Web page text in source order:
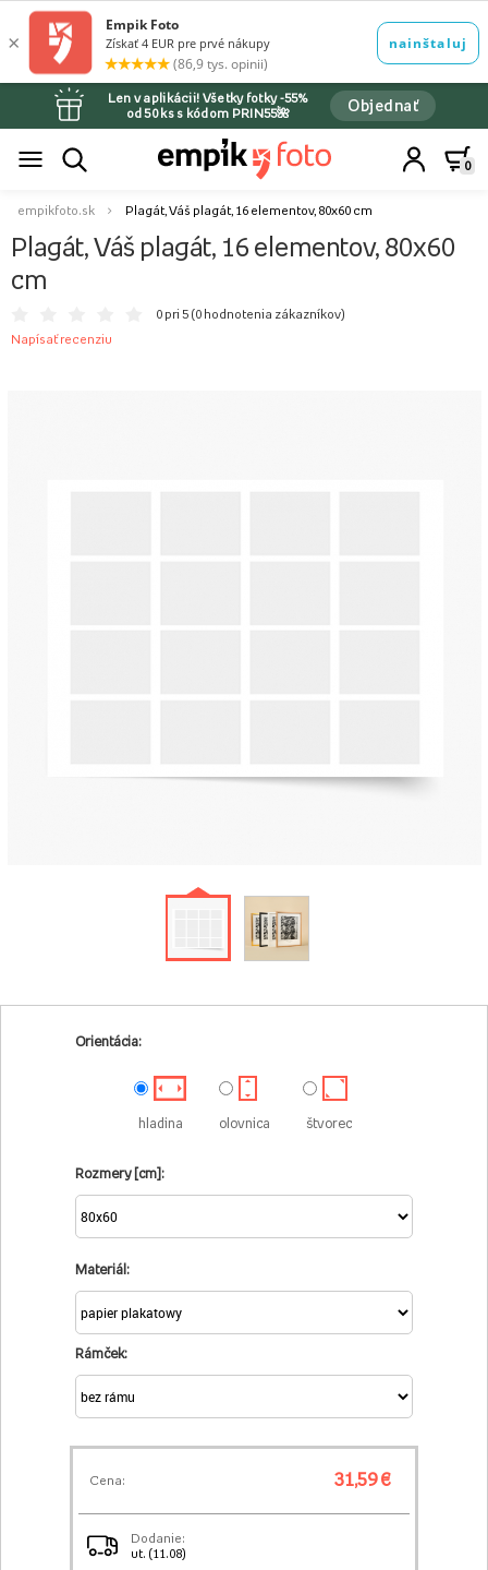
Len v aplikácii! Všetky fotky -55%
od 50 ks s kódom PRIN55🌺
Objednať
0
empikfoto.sk Plagát, Váš plagát, 16 elementov, 80x60 cm
Plagát, Váš plagát, 16 elementov, 80x60
cm
0 pri 5 (0 hodnotenia zákazníkov)
Napísať recenziu
Orientácia:
hladina olovnica štvorec
Rozmery [cm]:
Materiál:
Rámček:
Cena: 31,59 €
Dodanie:
ut. (11.08)